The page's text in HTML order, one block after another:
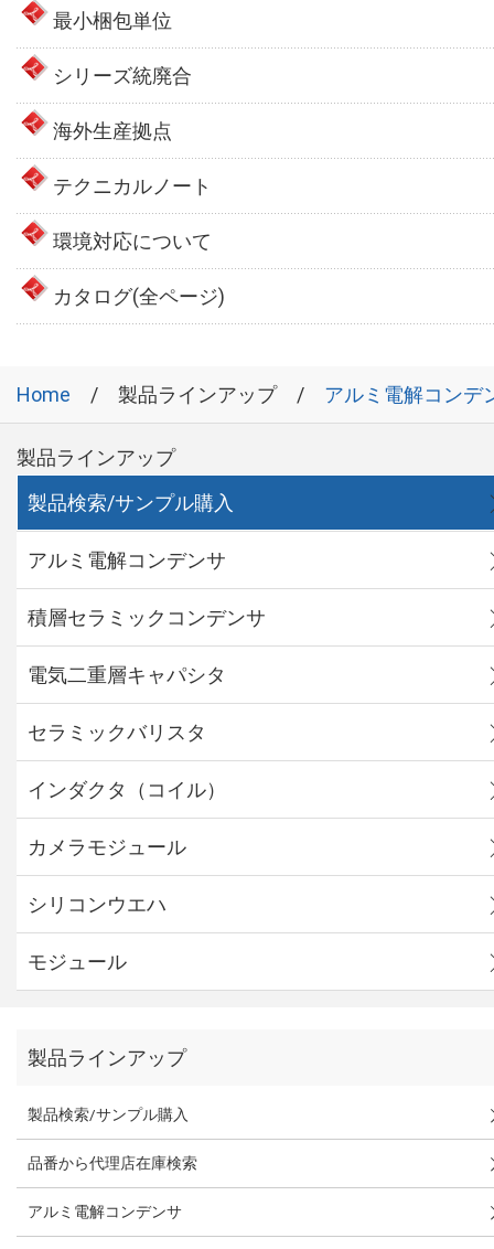
最小梱包単位
シリーズ統廃合
海外生産拠点
テクニカルノート
環境対応について
カタログ(全ページ)
Home 製品ラインアップ アルミ電解コンデ
製品ラインアップ
製品検索/サンプル購入
アルミ電解コンデンサ
積層セラミックコンデンサ
電気二重層キャパシタ
セラミックバリスタ
インダクタ（コイル）
カメラモジュール
シリコンウエハ
モジュール
製品ラインアップ
製品検索/サンプル購入
品番から代理店在庫検索
アルミ電解コンデンサ